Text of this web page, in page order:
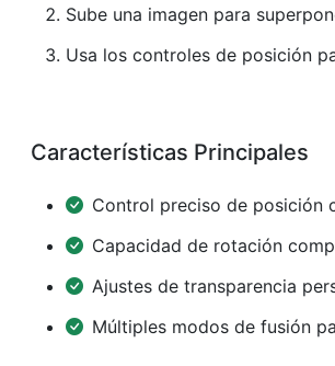
Sube una imagen para
Usa los controles de posición
Características Principales
Control preciso de posición
Capacidad de rotación
Ajustes de transparencia
Múltiples modos de fusión